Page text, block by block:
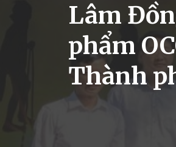
Lâm
phẩm
Thành